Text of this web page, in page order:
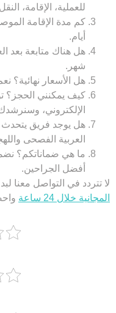
للعملية، الإقامة،
كم مدة الإقامة
أيام.
هل هناك متابعة بعد
شهر.
هل الأسعار نهائية؟
كيف يمكنني الحجز؟
الإلكتروني،
هل يوجد فريق يتحدث
العربية الفصحى
ما هي ضماناتكم؟
أفضل الجراحين.
لا تتردد في التواصل معنا
المجانية خلال 24 ساعة